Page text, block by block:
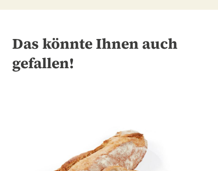
Das könnte Ihnen auch
gefallen!